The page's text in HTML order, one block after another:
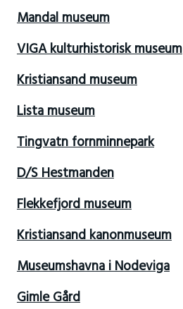
Mandal museum
VIGA kulturhistorisk museum
Kristiansand museum
Lista museum
Tingvatn fornminnepark
D/S Hestmanden
Flekkefjord museum
Kristiansand kanonmuseum
Museumshavna i Nodeviga
Gimle Gård